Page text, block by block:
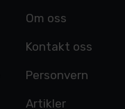
Om oss
Kontakt oss
Personvern
Artikler